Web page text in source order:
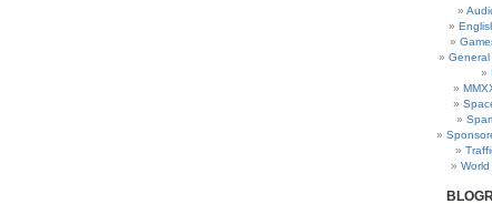
General
World